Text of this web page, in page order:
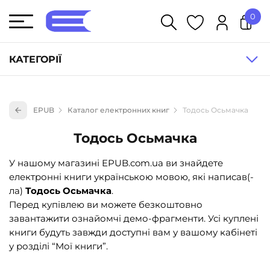
КАТЕГОРІЇ
Книги для дітей (833)
Книги для підлітків (240)
Науково-популярна література (1015)
Навчальна література та посібники (527)
Енциклопедії, довідники, словники (55)
Подарункові сертифікати (1)
0
EPUB Каталог електронних книг Тодось Осьмачка
Тодось Осьмачка
У нашому магазині EPUB.com.ua ви знайдете
електронні книги українською мовою, які написав(-
ла) Тодось Осьмачка.
Перед купівлею ви можете безкоштовно
завантажити ознайомчі демо-фрагменти. Усі куплені
книги будуть завжди доступні вам у вашому кабінеті
у розділі “Мої книги”.